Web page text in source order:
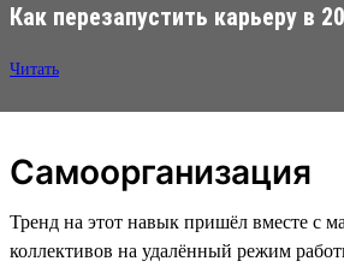
Как перезапустить карьеру в
Читать
Самоорганизация
Тренд на этот навык пришёл вместе с
коллективов на удалённый режим